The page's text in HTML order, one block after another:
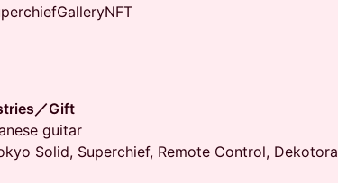
／Gift
guitar
Solid, Superchief, Remote Control, Dekotora